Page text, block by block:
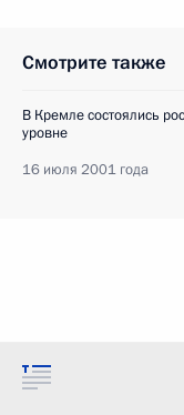
Смотрите также
В Кремле состоялись
уровне
16 июля 2001 года